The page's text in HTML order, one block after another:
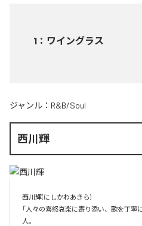
1 ： ワイングラス
ジャンル： R&B/Soul
西川輝
西川輝(にしかわあきら)
「人々の喜怒哀楽に寄り添い、歌を丁寧
人。